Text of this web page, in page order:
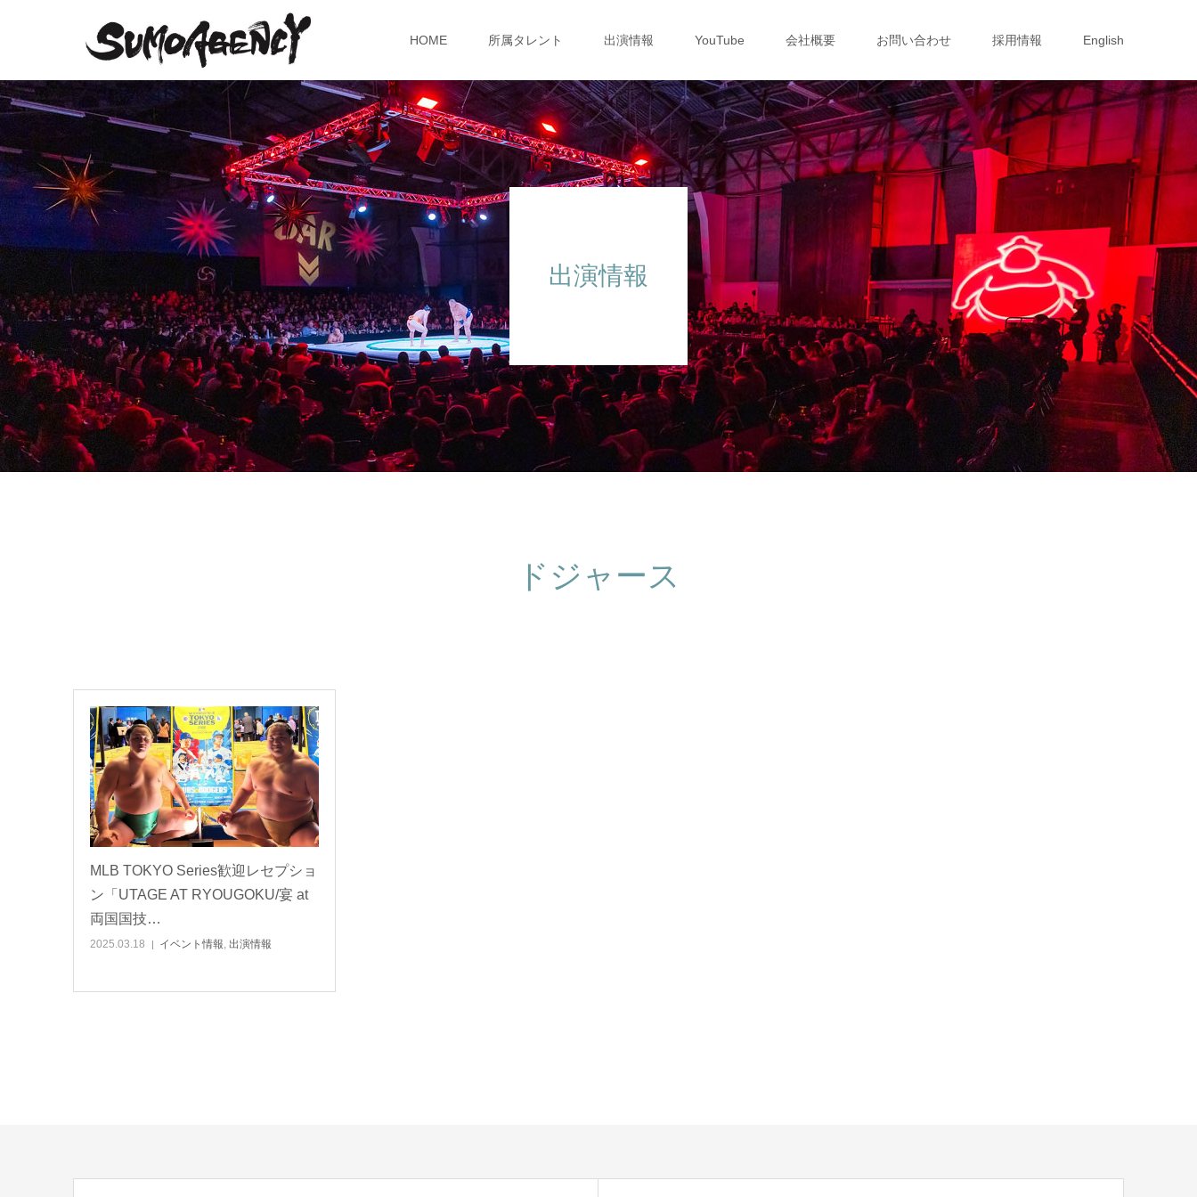
HOME 所属タレント 出演情報 YouTube 会社概要 お問い合わせ 採用情報 English
出演情報
ドジャース
MLB TOKYO Series歓迎レセプショ
ン「UTAGE AT RYOUGOKU/宴 at
両国国技…
2025.03.18 イベント情報, 出演情報